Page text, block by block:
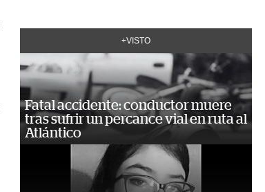
+VISTO
Fatal accidente: conductor muere
tras sufrir un percance vial en ruta al
Atlántico